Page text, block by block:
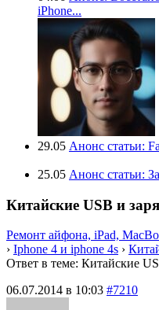
iPhone...
29.05 Анонс статьи:
25.05 Анонс статьи:
Китайские USB и
Ремонт айфона, iPad,
› Iphone 4 и iphone 4s ›
Ответ в теме: Китайские
06.07.2014 в 10:03 #7210